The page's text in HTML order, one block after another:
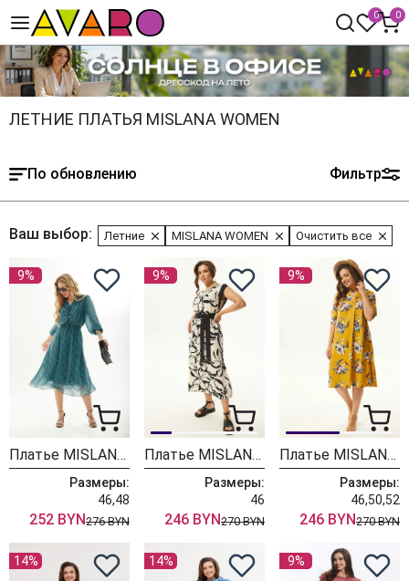
0 0
ЛЕТНИЕ ПЛАТЬЯ MISLANA WOMEN
По обновлению Фильтр
Ваш выбор: Летние MISLANA WOMEN Очистить все
9%
Платье MISLANA WOMEN 970
Размеры:
46,48
252 BYN276 BYN
9%
Платье MISLANA WOMEN А954
Размеры:
46
246 BYN270 BYN
9%
Платье MISLANA WOMEN А949/1
Размеры:
46,50,52
246 BYN270 BYN
14% 14% 9%